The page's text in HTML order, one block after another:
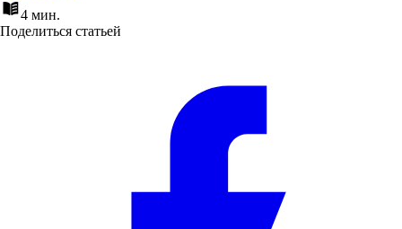
4 мин.
Поделиться статьей